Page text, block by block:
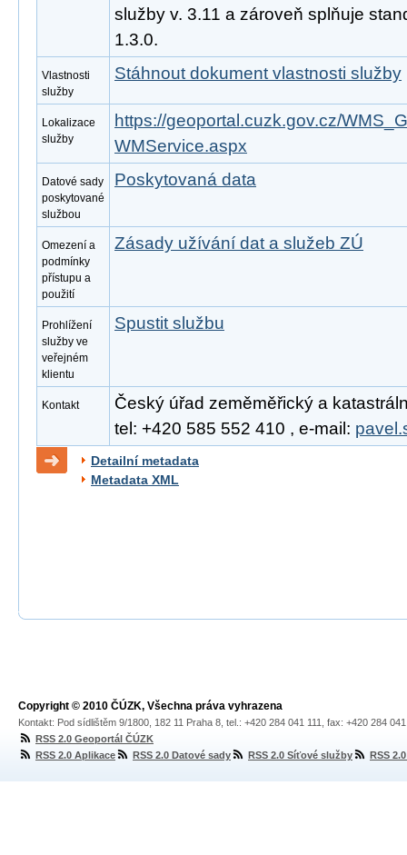
služby v. 3.11 a zároveň splňuje
1.3.0.
Vlastnosti
služby
Stáhnout dokument vlastnosti služby
Lokalizace
služby
https://geoportal.cuzk.gov.cz/
WMService.aspx
Datové sady
poskytované
službou
Poskytovaná data
Omezení a
podmínky
přístupu a
použití
Zásady užívání dat a služeb ZÚ
Prohlížení
služby ve
veřejném
klientu
Spustit službu
Kontakt
Český úřad zeměměřický a
tel: +420 585 552 410 , e-mail:
Detailní metadata
Metadata XML
Copyright © 2010 ČÚZK, Všechna práva vyhrazena
Kontakt: Pod sídlištěm 9/1800, 182 11 Praha 8, tel.: +420 284 041 111, fax: +420 284
RSS 2.0 Geoportál ČÚZK
RSS 2.0 Aplikace
RSS 2.0 Datové sady RSS 2.0 Síťové služby RSS